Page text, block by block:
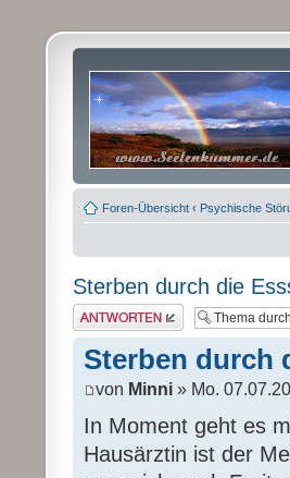
Foren-Übersicht ‹ Psychische
Sterben durch die
Antwort erstellen
Sterben durch
von Minni » Mo.
In Moment geht es
Hausärztin ist der